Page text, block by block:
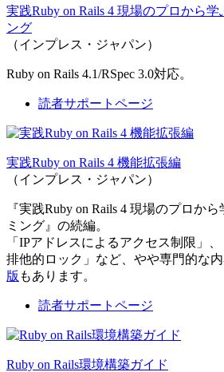
実践Ruby on Rails 4 現場のプロから学
ング
（インプレス・ジャパン）
Ruby on Rails 4.1/RSpec 3.0対応。
読者サポートページ
実践Ruby on Rails 4 機能拡張編
（インプレス・ジャパン）
『実践Ruby on Rails 4 現場のプロか
ミング』の続編。
「IPアドレスによるアクセス制限」
排他的ロック」など、やや専門的な
版 もあります。
読者サポートページ
Ruby on Rails環境構築ガイド